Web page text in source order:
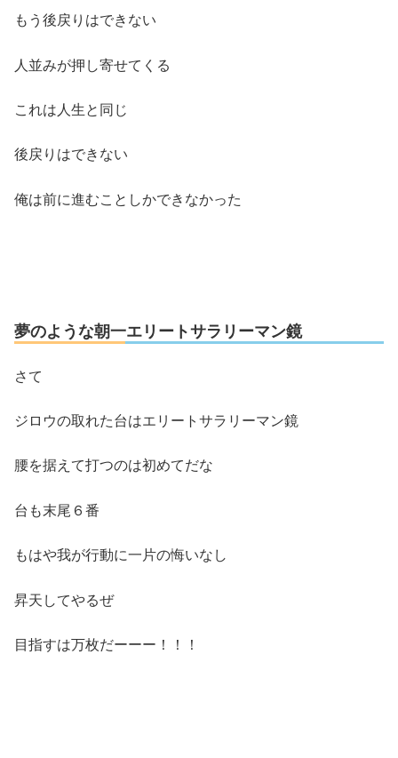
もう後戻りはできない
人並みが押し寄せてくる
これは人生と同じ
後戻りはできない
俺は前に進むことしかできなかった
夢のような朝一エリートサラリーマン鏡
さて
ジロウの取れた台はエリートサラリーマン鏡
腰を据えて打つのは初めてだな
台も末尾６番
もはや我が行動に一片の悔いなし
昇天してやるぜ
目指すは万枚だーーー！！！